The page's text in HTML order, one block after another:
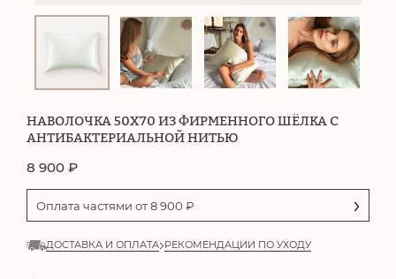
НАВОЛОЧКА 50Х70 ИЗ ФИРМЕННОГО ШЁЛКА С
АНТИБАКТЕРИАЛЬНОЙ НИТЬЮ
8 900 ₽
Оплата частями от8 900 ₽
ДОСТАВКА И ОПЛАТА РЕКОМЕНДАЦИИ ПО УХОДУ